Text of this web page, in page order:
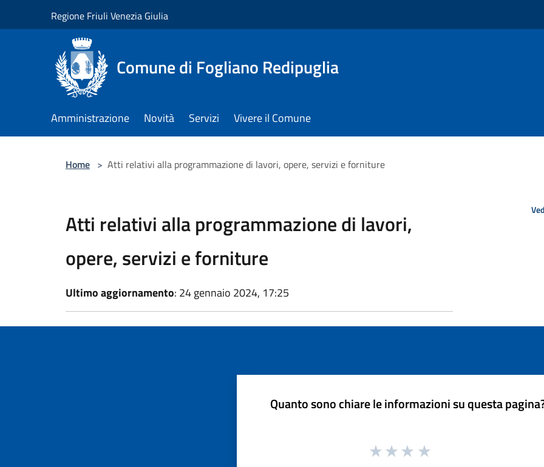
Regione Friuli Venezia Giulia
Comune di Fogliano Redipuglia
Amministrazione Novità Servizi Vivere il Comune
Home > Atti relativi alla programmazione di lavori, opere, servizi e forniture
Atti relativi alla programmazione di lavori,
opere, servizi e forniture
Ultimo aggiornamento: 24 gennaio 2024, 17:25
Quanto sono chiare le informazioni su questa